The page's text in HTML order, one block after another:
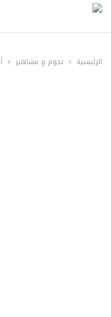
الرئيسية نجوم و مشاهير